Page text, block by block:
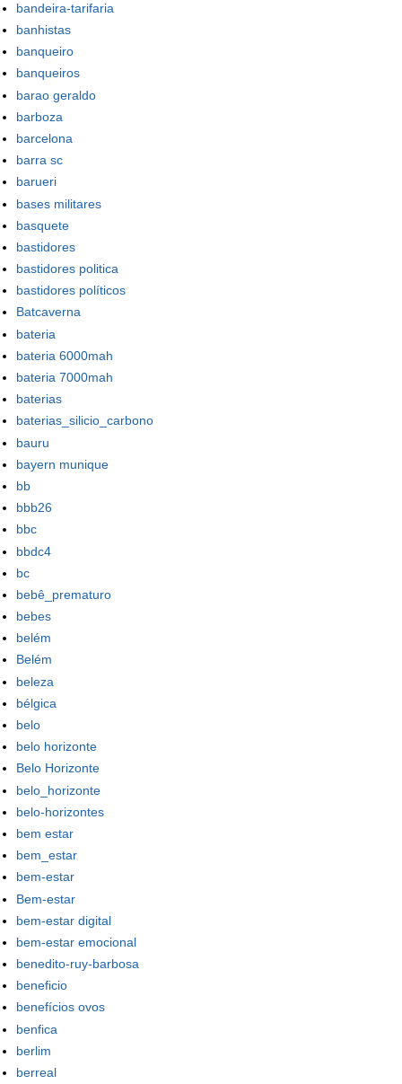
bandeira-tarifaria
banhistas
banqueiro
banqueiros
barao geraldo
barboza
barcelona
barra sc
barueri
bases militares
basquete
bastidores
bastidores politica
bastidores políticos
Batcaverna
bateria
bateria 6000mah
bateria 7000mah
baterias
baterias_silicio_carbono
bauru
bayern munique
bb
bbb26
bbc
bbdc4
bc
bebê_prematuro
bebes
belém
Belém
beleza
bélgica
belo
belo horizonte
Belo Horizonte
belo_horizonte
belo-horizontes
bem estar
bem_estar
bem-estar
Bem-estar
bem-estar digital
bem-estar emocional
benedito-ruy-barbosa
beneficio
benefícios ovos
benfica
berlim
berreal